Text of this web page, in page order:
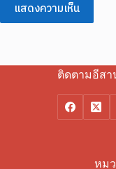
แสดงความเห็น
ติดตามอีสา
หม